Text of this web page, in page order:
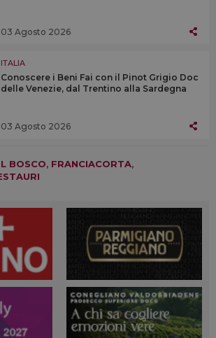
03 Agosto 2026
ITALIA
Conoscere i Beni Fai con il Pinot Grigio Doc
delle Venezie, dal Trentino alla Sardegna
03 Agosto 2026
BOSCO, FRANCIACORTA,